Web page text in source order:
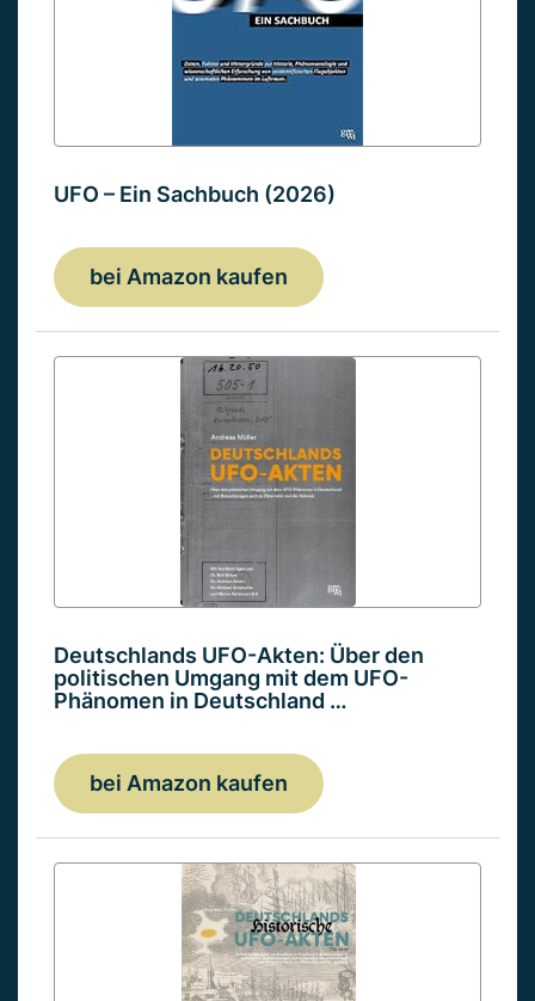
UFO – Ein Sachbuch (2026)
bei Amazon kaufen
Deutschlands UFO-Akten: Über den
politischen Umgang mit dem UFO-
Phänomen in Deutschland …
bei Amazon kaufen